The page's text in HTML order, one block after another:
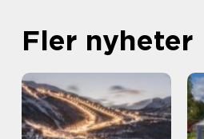
Fler nyheter